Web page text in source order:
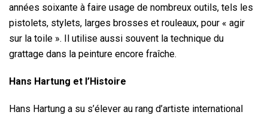
années soixante à faire usage de nombreux outils, tels les
pistolets, stylets, larges brosses et rouleaux, pour « agir
sur la toile ». Il utilise aussi souvent la technique du
grattage dans la peinture encore fraîche.
Hans Hartung et l’Histoire
Hans Hartung a su s’élever au rang d’artiste international